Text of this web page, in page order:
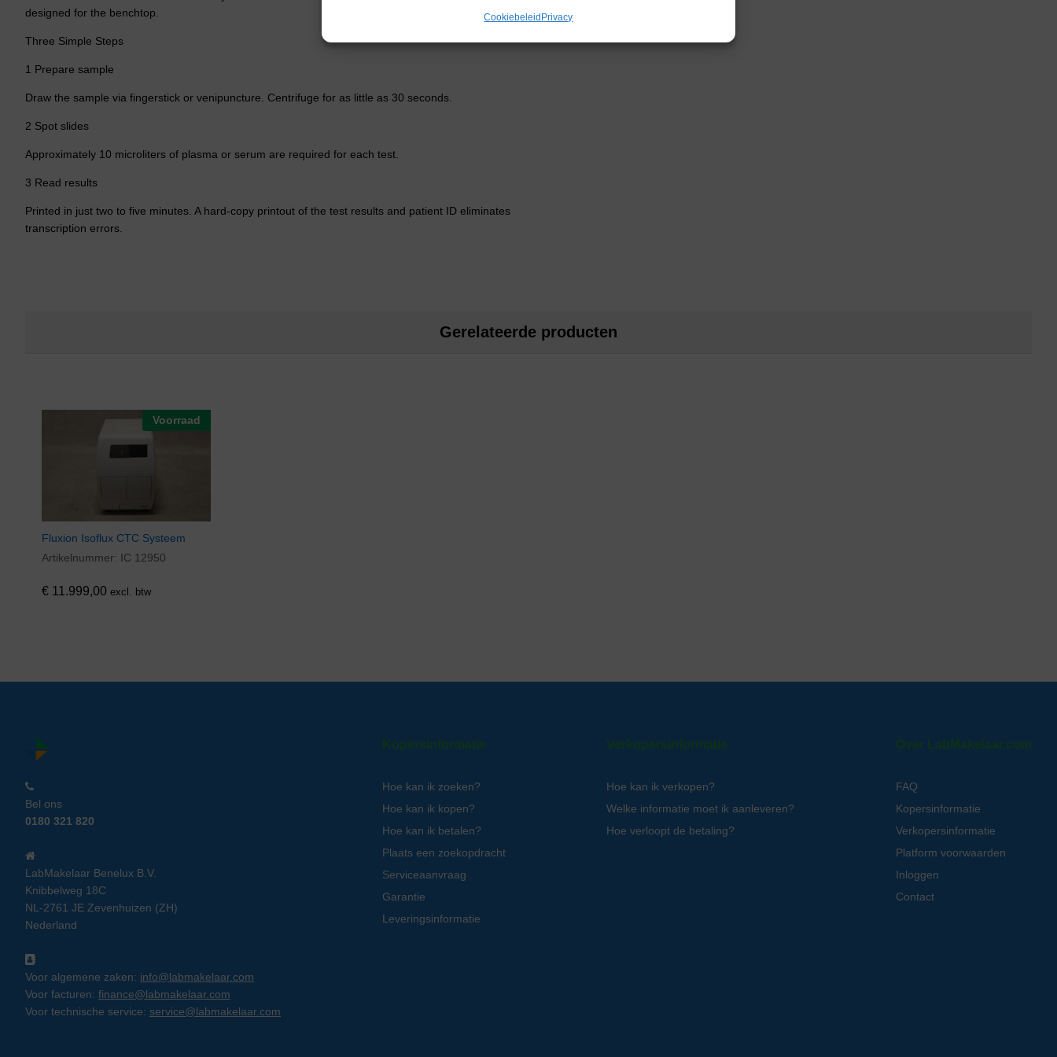
CookiebeleidPrivacy
designed for the benchtop.
Three Simple Steps
1 Prepare sample
Draw the sample via fingerstick or venipuncture. Centrifuge for as little as 30 seconds.
2 Spot slides
Approximately 10 microliters of plasma or serum are required for each test.
3 Read results
Printed in just two to five minutes. A hard-copy printout of the test results and patient ID eliminates
transcription errors.
Gerelateerde producten
Voorraad
Fluxion Isoflux CTC Systeem
Artikelnummer: IC 12950
€ 11.999,00 excl. btw
Bel ons
0180 321 820
LabMakelaar Benelux B.V.
Knibbelweg 18C
NL-2761 JE Zevenhuizen (ZH)
Nederland
Voor algemene zaken: info@labmakelaar.com
Voor facturen: finance@labmakelaar.com
Voor technische service: service@labmakelaar.com
Kopersinformatie
Hoe kan ik zoeken?
Hoe kan ik kopen?
Hoe kan ik betalen?
Plaats een zoekopdracht
Serviceaanvraag
Garantie
Leveringsinformatie
Verkopersinformatie
Hoe kan ik verkopen?
Welke informatie moet ik aanleveren?
Hoe verloopt de betaling?
Over LabMakelaar.com
FAQ
Kopersinformatie
Verkopersinformatie
Platform voorwaarden
Inloggen
Contact